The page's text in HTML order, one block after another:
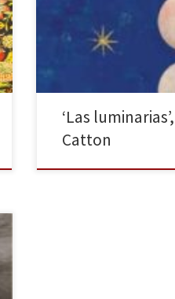
década de 1860. Las
por Siruela, es una novela
extensión como por su
aproximadamente […]
‘Las
Catton